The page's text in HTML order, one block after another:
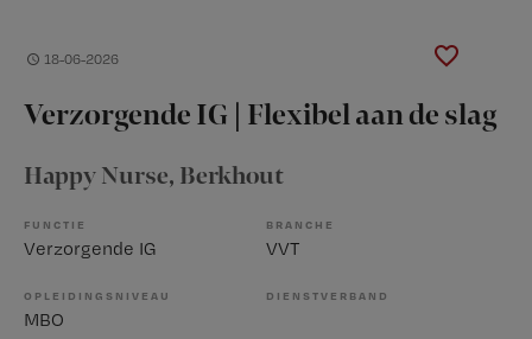
18-06-2026
Verzorgende IG | Flexibel aan de slag
Happy Nurse, Berkhout
FUNCTIE
Verzorgende IG
BRANCHE
VVT
OPLEIDINGSNIVEAU
MBO
DIENSTVERBAND